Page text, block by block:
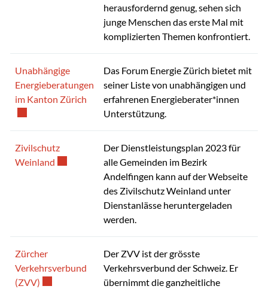
herausfordernd genug, sehen sich
junge Menschen das erste Mal mit
komplizierten Themen konfrontiert.
Unabhängige
Energieberatungen
im Kanton Zürich Externer Link wird in einem neuen Fenster
Das Forum Energie Zürich bietet mit
seiner Liste von unabhängigen und
erfahrenen Energieberater*innen
Unterstützung.
Zivilschutz
Weinland Externer Link wird in einem neuen Fenster geöffnet.
Der Dienstleistungsplan 2023 für
alle Gemeinden im Bezirk
Andelfingen kann auf der Webseite
des Zivilschutz Weinland unter
Dienstanlässe heruntergeladen
werden.
Zürcher
Verkehrsverbund
(ZVV) Externer Link wird in einem neuen Fenster geöffnet.
Der ZVV ist der grösste
Verkehrsverbund der Schweiz. Er
übernimmt die ganzheitliche